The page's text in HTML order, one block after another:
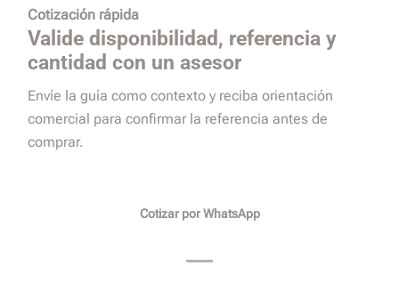
Cotización rápida
Valide disponibilidad, referencia y
cantidad con un asesor
Envíe la guía como contexto y reciba orientación
comercial para confirmar la referencia antes de
comprar.
Cotizar por WhatsApp